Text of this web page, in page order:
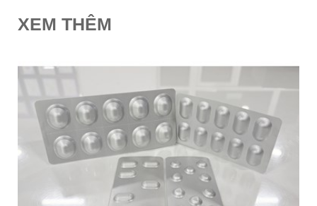
XEM THÊM